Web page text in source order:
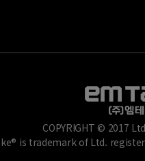
COPYRIGHT © 2017
is trademark of Ltd.